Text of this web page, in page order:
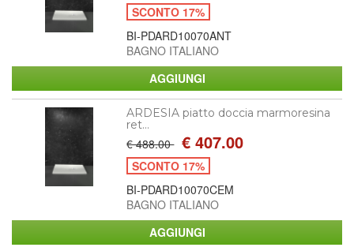
SCONTO 17%
BI-PDARD10070ANT
BAGNO ITALIANO
ARDESIA piatto doccia marmoresina
ret...
€ 488.00 € 407.00
SCONTO 17%
BI-PDARD10070CEM
BAGNO ITALIANO